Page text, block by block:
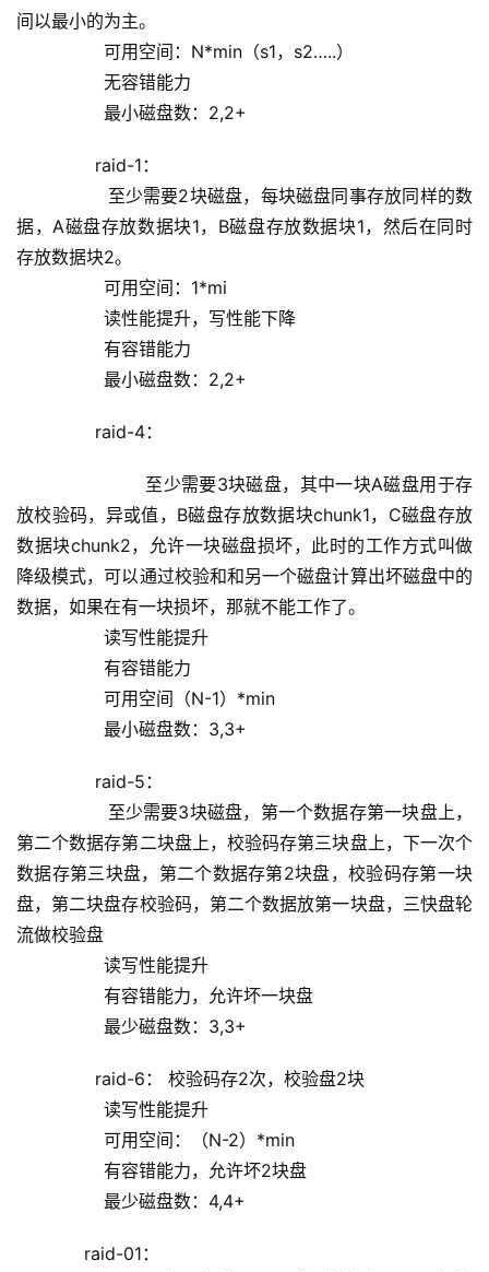
间以最小的为主。
可用空间：N*min（s1，s2…..）
无容错能力
最小磁盘数：2,2+
raid-1：
至少需要2块磁盘，每块磁盘同事存放同样的数
据，A磁盘存放数据块1，B磁盘存放数据块1，然后在同时
存放数据块2。
可用空间：1*mi
读性能提升，写性能下降
有容错能力
最小磁盘数：2,2+
raid-4：
至少需要3块磁盘，其中一块A磁盘用于存
放校验码，异或值，B磁盘存放数据块chunk1，C磁盘存放
数据块chunk2，允许一块磁盘损坏，此时的工作方式叫做
降级模式，可以通过校验和和另一个磁盘计算出坏磁盘中的
数据，如果在有一块损坏，那就不能工作了。
读写性能提升
有容错能力
可用空间（N-1）*min
最小磁盘数：3,3+
raid-5：
至少需要3块磁盘，第一个数据存第一块盘上，
第二个数据存第二块盘上，校验码存第三块盘上，下一次个
数据存第三块盘，第二个数据存第2块盘，校验码存第一块
盘，第二块盘存校验码，第二个数据放第一块盘，三快盘轮
流做校验盘
读写性能提升
有容错能力，允许坏一块盘
最少磁盘数：3,3+
raid-6： 校验码存2次，校验盘2块
读写性能提升
可用空间：（N-2）*min
有容错能力，允许坏2块盘
最少磁盘数：4,4+
raid-01：